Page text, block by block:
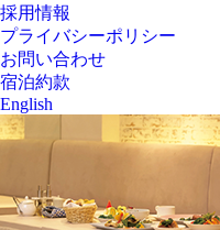
採用情報
プライバシーポリシー
お問い合わせ
宿泊約款
English